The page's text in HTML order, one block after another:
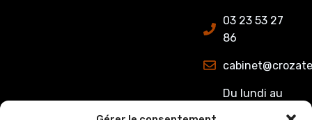
03 23 53 27
86
Du lundi au